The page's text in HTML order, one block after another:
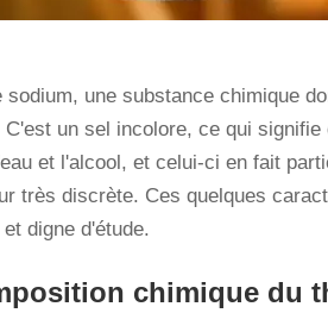
une substance chimique
un sel incolore, ce qui signifie
et l'alcool, et celui-ci en fait
très discrète. Ces quelques
digne d'étude.
chimique du